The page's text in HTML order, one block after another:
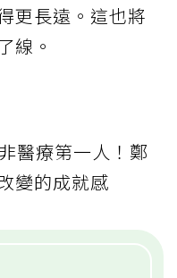
更長遠。這也將
線。
醫療第一人！鄭
變的成就感